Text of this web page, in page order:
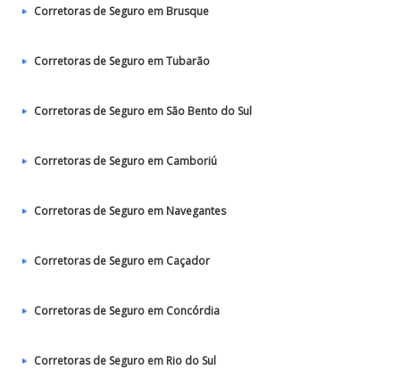
Corretoras de Seguro em Brusque
Corretoras de Seguro em Tubarão
Corretoras de Seguro em São Bento do Sul
Corretoras de Seguro em Camboriú
Corretoras de Seguro em Navegantes
Corretoras de Seguro em Caçador
Corretoras de Seguro em Concórdia
Corretoras de Seguro em Rio do Sul